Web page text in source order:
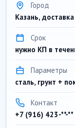
Город
Казань,
Срок
нужно КП в
Параметры
сталь, грунт +
Контакт
+7 (916) 423-**-**